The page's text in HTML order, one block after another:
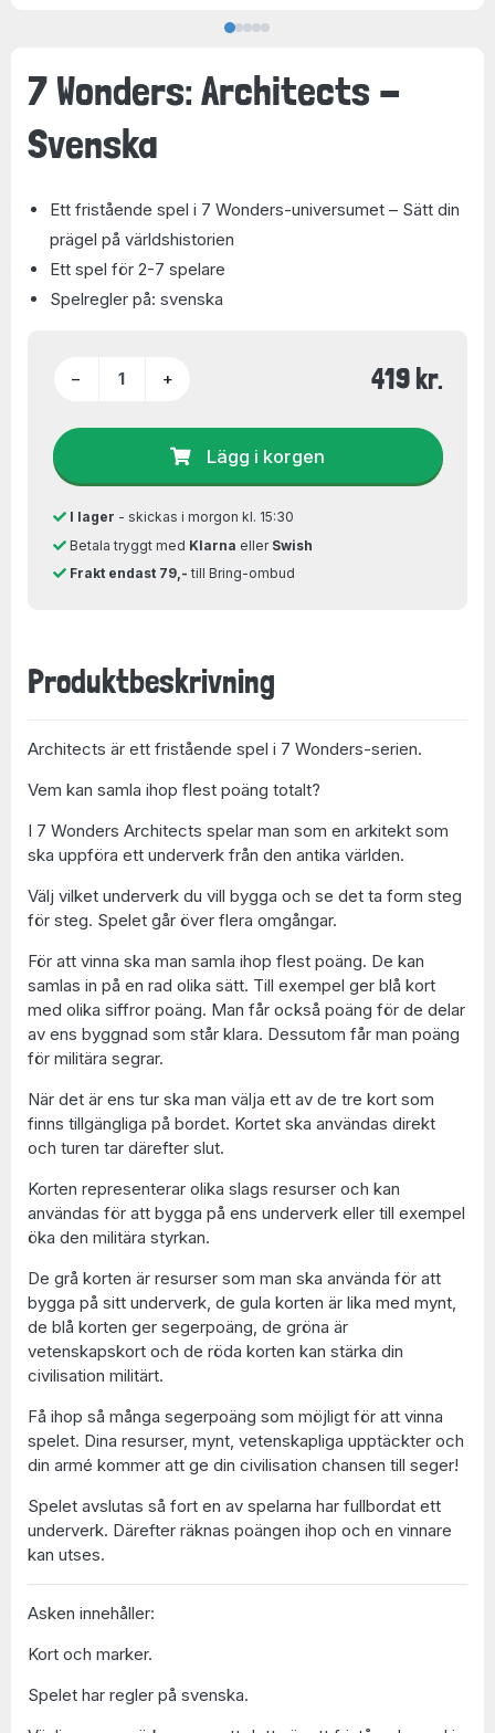
7 Wonders: Architects -
Svenska
Ett fristående spel i 7 Wonders-universumet – Sätt din
prägel på världshistorien
Ett spel för 2-7 spelare
Spelregler på: svenska
− + 419 kr.
Lägg i korgen
I lager - skickas i morgon kl. 15:30
Betala tryggt med Klarna eller Swish
Frakt endast 79,- till Bring-ombud
Produktbeskrivning
Architects är ett fristående spel i 7 Wonders-serien.
Vem kan samla ihop flest poäng totalt?
I 7 Wonders Architects spelar man som en arkitekt som
ska uppföra ett underverk från den antika världen.
Välj vilket underverk du vill bygga och se det ta form steg
för steg. Spelet går över flera omgångar.
För att vinna ska man samla ihop flest poäng. De kan
samlas in på en rad olika sätt. Till exempel ger blå kort
med olika siffror poäng. Man får också poäng för de delar
av ens byggnad som står klara. Dessutom får man poäng
för militära segrar.
När det är ens tur ska man välja ett av de tre kort som
finns tillgängliga på bordet. Kortet ska användas direkt
och turen tar därefter slut.
Korten representerar olika slags resurser och kan
användas för att bygga på ens underverk eller till exempel
öka den militära styrkan.
De grå korten är resurser som man ska använda för att
bygga på sitt underverk, de gula korten är lika med mynt,
de blå korten ger segerpoäng, de gröna är
vetenskapskort och de röda korten kan stärka din
civilisation militärt.
Få ihop så många segerpoäng som möjligt för att vinna
spelet. Dina resurser, mynt, vetenskapliga upptäckter och
din armé kommer att ge din civilisation chansen till seger!
Spelet avslutas så fort en av spelarna har fullbordat ett
underverk. Därefter räknas poängen ihop och en vinnare
kan utses.
Asken innehåller:
Kort och marker.
Spelet har regler på svenska.